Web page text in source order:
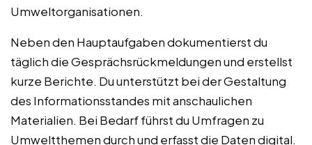
Umweltorganisationen.
Neben den Hauptaufgaben dokumentierst du
täglich die Gesprächsrückmeldungen und erstellst
kurze Berichte. Du unterstützt bei der Gestaltung
des Informationsstandes mit anschaulichen
Materialien. Bei Bedarf führst du Umfragen zu
Umweltthemen durch und erfasst die Daten digital.